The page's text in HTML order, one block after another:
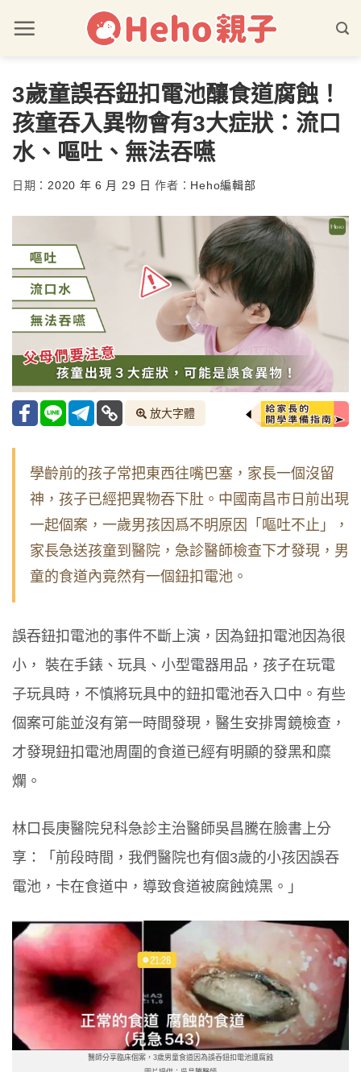
3歲童誤吞鈕扣電池釀食道腐蝕！
孩童吞入異物會有3大症狀：流口
水、嘔吐、無法吞嚥
日期： 2020 年 6 月 29 日 作者： Heho編輯部
放大字體
學齡前的孩子常把東西往嘴巴塞，家長一個沒留
神，孩子已經把異物吞下肚。中國南昌市日前出現
一起個案，一歲男孩因爲不明原因「嘔吐不止」，
家長急送孩童到醫院，急診醫師檢查下才發現，男
童的食道內竟然有一個鈕扣電池。
誤吞鈕扣電池的事件不斷上演，因為鈕扣電池因為很
小， 裝在手錶、玩具、小型電器用品，孩子在玩電
子玩具時，不慎將玩具中的鈕扣電池吞入口中。有些
個案可能並沒有第一時間發現，醫生安排胃鏡檢查，
才發現鈕扣電池周圍的食道已經有明顯的發黑和糜
爛。
林口長庚醫院兒科急診主治醫師吳昌騰在臉書上分
享：「前段時間，我們醫院也有個3歲的小孩因誤吞
電池，卡在食道中，導致食道被腐蝕燒黑。」
醫師分享臨床個案，3歲男童食道因為誤吞鈕扣電池遭腐蝕